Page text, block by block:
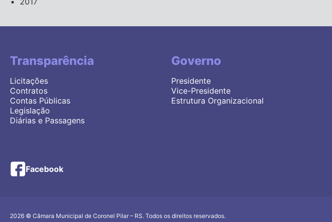
Transparência
Licitações
Contratos
Contas Públicas
Legislação
Diárias e Passagens
Governo
Presidente
Vice-Presidente
Estrutura Organizacional
Facebook
facebook
2026 © Câmara Municipal de Coronel Pilar – RS. Todos os direitos reservados.